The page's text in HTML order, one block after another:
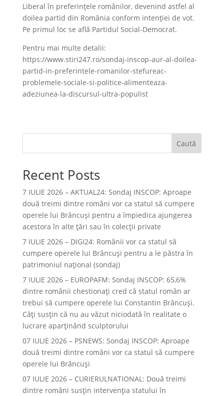
Liberal în preferinţele românilor, devenind astfel al
doilea partid din România conform intenţiei de vot.
Pe primul loc se află Partidul Social-Democrat.
Pentru mai multe detalii:
https://www.stiri247.ro/sondaj-inscop-aur-al-doilea-
partid-in-preferintele-romanilor-stefureac-
problemele-sociale-si-politice-alimenteaza-
adeziunea-la-discursul-ultra-populist
Caută
Recent Posts
7 IULIE 2026 – AKTUAL24: Sondaj INSCOP: Aproape
două treimi dintre români vor ca statul să cumpere
operele lui Brâncuşi pentru a împiedica ajungerea
acestora în alte ţări sau în colecţii private
7 IULIE 2026 – DIGI24: Românii vor ca statul să
cumpere operele lui Brâncuși pentru a le păstra în
patrimoniul național (sondaj)
7 IULIE 2026 – EUROPAFM: Sondaj INSCOP: 65,6%
dintre românii chestionați cred că statul român ar
trebui să cumpere operele lui Constantin Brâncuși.
Câți susțin că nu au văzut niciodată în realitate o
lucrare aparținând sculptorului
07 IULIE 2026 – PSNEWS: Sondaj INSCOP: Aproape
două treimi dintre români vor ca statul să cumpere
operele lui Brâncuși
07 IULIE 2026 – CURIERULNATIONAL: Două treimi
dintre români susțin intervenția statului în